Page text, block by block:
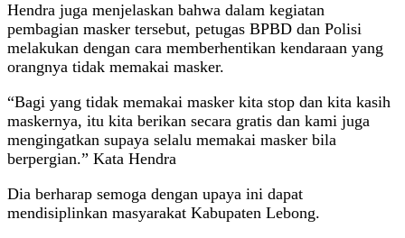
Hendra juga menjelaskan bahwa dalam kegiatan
pembagian masker tersebut, petugas BPBD dan Polisi
melakukan dengan cara memberhentikan kendaraan yang
orangnya tidak memakai masker.
“Bagi yang tidak memakai masker kita stop dan kita kasih
maskernya, itu kita berikan secara gratis dan kami juga
mengingatkan supaya selalu memakai masker bila
berpergian.” Kata Hendra
Dia berharap semoga dengan upaya ini dapat
mendisiplinkan masyarakat Kabupaten Lebong.